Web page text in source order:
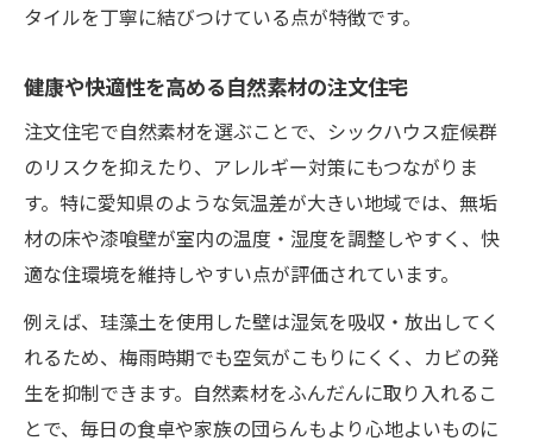
タイルを丁寧に結びつけている点が特徴です。
健康や快適性を高める自然素材の注文住宅
注文住宅で自然素材を選ぶことで、シックハウス症候群
のリスクを抑えたり、アレルギー対策にもつながりま
す。特に愛知県のような気温差が大きい地域では、無垢
材の床や漆喰壁が室内の温度・湿度を調整しやすく、快
適な住環境を維持しやすい点が評価されています。
例えば、珪藻土を使用した壁は湿気を吸収・放出してく
れるため、梅雨時期でも空気がこもりにくく、カビの発
生を抑制できます。自然素材をふんだんに取り入れるこ
とで、毎日の食卓や家族の団らんもより心地よいものに